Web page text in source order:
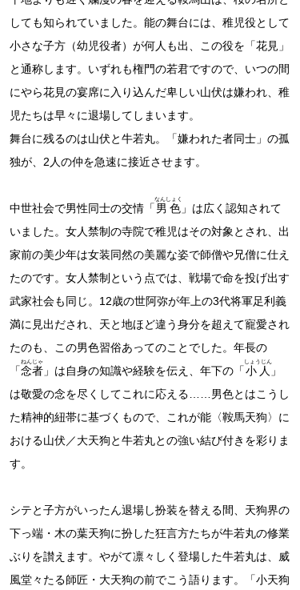
しても知られていました。能の舞台には、稚児役として
小さな子方（幼児役者）が何人も出、この役を「花見」
と通称します。いずれも権門の若君ですので、いつの間
にやら花見の宴席に入り込んだ卑しい山伏は嫌われ、稚
児たちは早々に退場してしまいます。
舞台に残るのは山伏と牛若丸。「嫌われた者同士」の孤
独が、2人の仲を急速に接近させます。
中世社会で男性同士の交情「 男色
なんしょく
」は広く認知されて
いました。女人禁制の寺院で稚児はその対象とされ、出
家前の美少年は女装同然の美麗な姿で師僧や兄僧に仕え
たのです。女人禁制という点では、戦場で命を投げ出す
武家社会も同じ。12歳の世阿弥が年上の3代将軍足利義
満に見出だされ、天と地ほど違う身分を超えて寵愛され
たのも、この男色習俗あってのことでした。年長の
「念者
ねんじゃ
」は自身の知識や経験を伝え、年下の「小人
しょうじん
」
は敬愛の念を尽くしてこれに応える……男色とはこうし
た精神的紐帯に基づくもので、これが能〈鞍馬天狗〉に
おける山伏／大天狗と牛若丸との強い結び付きを彩りま
す。
シテと子方がいったん退場し扮装を替える間、天狗界の
下っ端・木の葉天狗に扮した狂言方たちが牛若丸の修業
ぶりを讃えます。やがて凛々しく登場した牛若丸は、威
風堂々たる師匠・大天狗の前でこう語ります。「小天狗